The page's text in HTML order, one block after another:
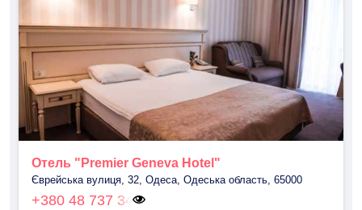
Отель "Premier Geneva Hotel"
Єврейська вулиця, 32, Одеса, Одеська область, 65000
+380 48 737 34